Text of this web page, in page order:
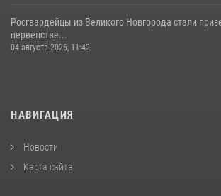
Росгвардейцы из Великого Новгорода стали
первенстве...
04 августа 2026, 11:42
НАВИГАЦИЯ
Новости
Карта сайта